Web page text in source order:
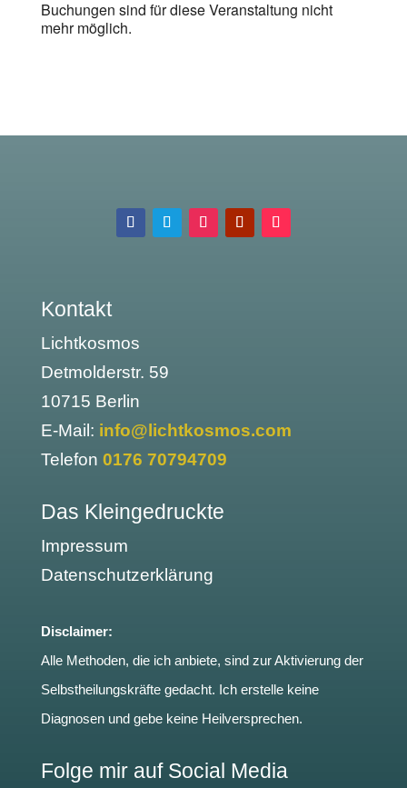
Buchungen sind für diese Veranstaltung nicht
mehr möglich.
Kontakt
Lichtkosmos
Detmolderstr. 59
10715 Berlin
E-Mail: info@lichtkosmos.com
Telefon 0176 70794709
Das Kleingedruckte
Impressum
Datenschutzerklärung
Disclaimer:
Alle Methoden, die ich anbiete, sind zur Aktivierung der
Selbstheilungskräfte gedacht. Ich erstelle keine
Diagnosen und gebe keine Heilversprechen.
Folge mir auf Social Media